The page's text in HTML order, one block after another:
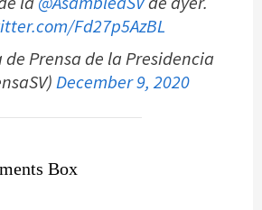
Fd27p5AzBL
Prensa de la Presidencia
December 9, 2020
Box